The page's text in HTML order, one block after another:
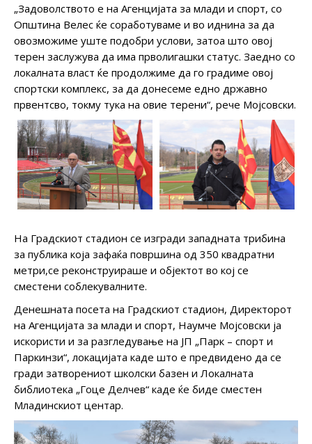
„Задоволството е на Агенцијата за млади и спорт, со
Општина Велес ќе соработуваме и во иднина за да
овозможиме уште подобри услови, затоа што овој
терен заслужува да има прволигашки статус. Заедно со
локалната власт ќе продолжиме да го градиме овој
спортски комплекс, за да донесеме едно државно
првентсво, токму тука на овие терени“, рече Мојсовски.
На Градскиот стадион се изгради западната трибина
за публика која зафаќа површина од 350 квадратни
метри,се реконструираше и објектот во кој се
сместени соблекувалните.
Денешната посета на Градскиот стадион, Директорот
на Агенцијата за млади и спорт, Наумче Мојсовски ја
искористи и за разгледување на ЈП „Парк – спорт и
Паркинзи“, локацијата каде што е предвидено да се
гради затворениот школски базен и Локалната
библиотека „Гоце Делчев“ каде ќе биде сместен
Младинскиот центар.